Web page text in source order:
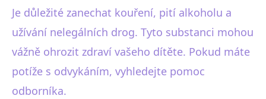
Je důležité zanechat kouření, pití alkoholu a
užívání nelegálních drog. Tyto substanci mohou
vážně ohrozit zdraví vašeho dítěte. Pokud máte
potíže s odvykáním, vyhledejte pomoc
odborníka.